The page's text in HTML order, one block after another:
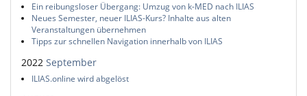
Ein reibungsloser Übergang: Umzug von k-MED nach ILIAS
Neues Semester, neuer ILIAS-Kurs? Inhalte aus alten
Veranstaltungen übernehmen
Tipps zur schnellen Navigation innerhalb von ILIAS
2022 September
ILIAS.online wird abgelöst